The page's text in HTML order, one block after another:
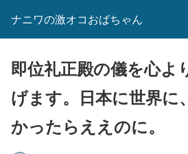
ナニワの激オコおばちゃん
即位礼正殿の儀を心よ
げます。日本に世界に
かったらええのに。